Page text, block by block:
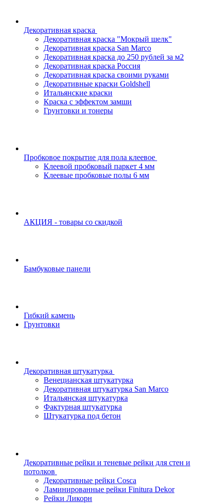
Декоративная краска
Декоративная краска "Мокрый шелк"
Декоративная краска San Marco
Декоративная краска до 250 рублей за м2
Декоративная краска Россия
Декоративная краска своими руками
Декоративные краски Goldshell
Итальянские краски
Краска с эффектом замши
Грунтовки и тонеры
Пробковое покрытие для пола клеевое
Клеевой пробковый паркет 4 мм
Клеевые пробковые полы 6 мм
АКЦИЯ - товары со скидкой
Бамбуковые панели
Гибкий камень
Грунтовки
Декоративная штукатурка
Венецианская штукатурка
Декоративная штукатурка San Marco
Итальянская штукатурка
Фактурная штукатурка
Штукатурка под бетон
Декоративные рейки и теневые рейки для стен и
потолков
Декоративные рейки Cosca
Ламинированные рейки Finitura Dekor
Рейки Ликорн